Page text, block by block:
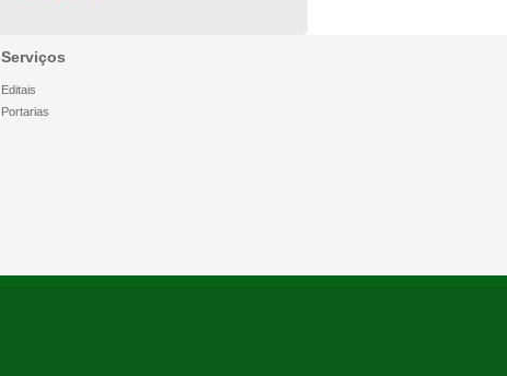
Serviços
Editais
Portarias